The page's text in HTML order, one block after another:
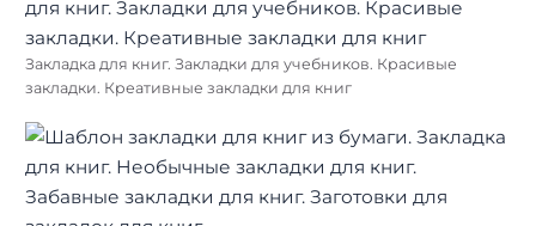
Закладка для книг. Закладки для учебников. Красивые
закладки. Креативные закладки для книг